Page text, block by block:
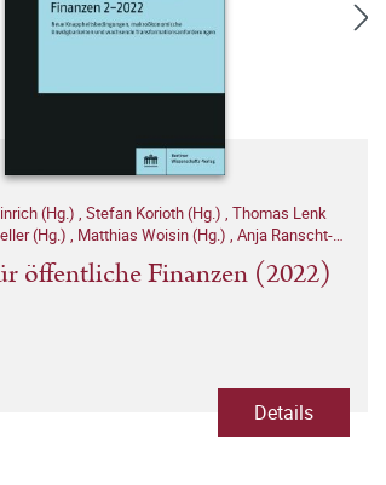
(Hg.) , Stefan Korioth (Hg.) , Thomas Lenk
(Hg.) , Matthias Woisin (Hg.) , Anja Ranscht-
öffentliche Finanzen (2022)
Details